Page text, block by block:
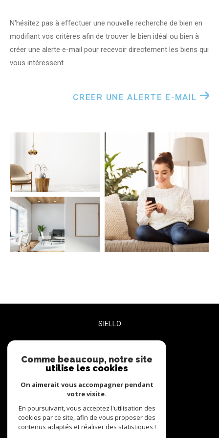
N'hésitez pas à effectuer une nouvelle recherche de bien en
modifiant vos critères afin de trouver le bien idéal ou bien à
créer une alerte e-mail pour recevoir directement les biens qui
vous intéressent.
CREER UNE ALERTE E-MAIL
SIELLO
contact@siello.co
5 RUE PLEYEL BUREAU 3
nous suivre sur
Comme beaucoup, notre site
utilise les cookies
On aimerait vous accompagner pendant
votre visite.
En poursuivant, vous acceptez l'utilisation des
cookies par ce site, afin de vous proposer des
contenus adaptés et réaliser des statistiques !